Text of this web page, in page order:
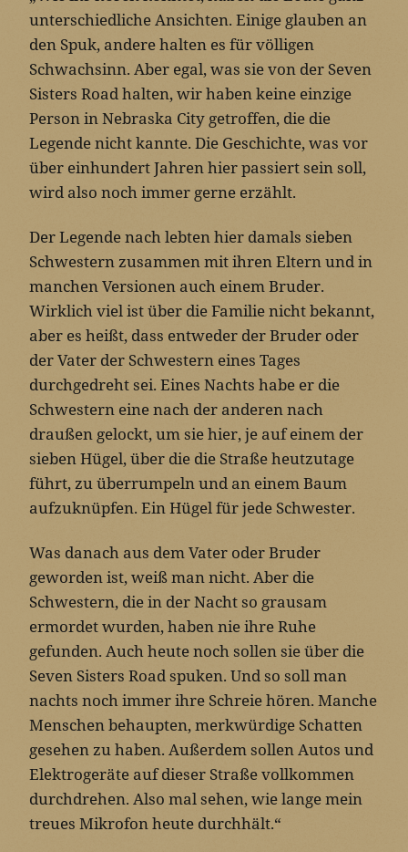
unterschiedliche Ansichten. Einige glauben an
den Spuk, andere halten es für völligen
Schwachsinn. Aber egal, was sie von der Seven
Sisters Road halten, wir haben keine einzige
Person in Nebraska City getroffen, die die
Legende nicht kannte. Die Geschichte, was vor
über einhundert Jahren hier passiert sein soll,
wird also noch immer gerne erzählt.
Der Legende nach lebten hier damals sieben
Schwestern zusammen mit ihren Eltern und in
manchen Versionen auch einem Bruder.
Wirklich viel ist über die Familie nicht bekannt,
aber es heißt, dass entweder der Bruder oder
der Vater der Schwestern eines Tages
durchgedreht sei. Eines Nachts habe er die
Schwestern eine nach der anderen nach
draußen gelockt, um sie hier, je auf einem der
sieben Hügel, über die die Straße heutzutage
führt, zu überrumpeln und an einem Baum
aufzuknüpfen. Ein Hügel für jede Schwester.
Was danach aus dem Vater oder Bruder
geworden ist, weiß man nicht. Aber die
Schwestern, die in der Nacht so grausam
ermordet wurden, haben nie ihre Ruhe
gefunden. Auch heute noch sollen sie über die
Seven Sisters Road spuken. Und so soll man
nachts noch immer ihre Schreie hören. Manche
Menschen behaupten, merkwürdige Schatten
gesehen zu haben. Außerdem sollen Autos und
Elektrogeräte auf dieser Straße vollkommen
durchdrehen. Also mal sehen, wie lange mein
treues Mikrofon heute durchhält.“